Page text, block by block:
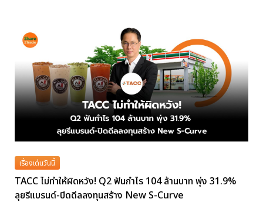
เรื่องเด่นวันนี้
TACC ไม่ทำให้ผิดหวัง! Q2 ฟันกำไร 104 ล้านบาท พุ่ง 31.9%
ลุยรีแบรนด์-ปิดดีลลงทุนสร้าง New S-Curve